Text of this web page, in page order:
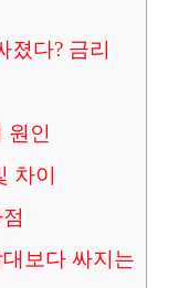
다? 금리
원인
차이
보다 싸지는